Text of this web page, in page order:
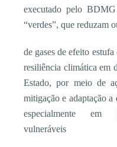
executado pelo
“verdes”, que reduzam
de gases de efeito
resiliência climática em
Estado, por meio de
mitigação e adaptação a
especialmente em
vulneráveis